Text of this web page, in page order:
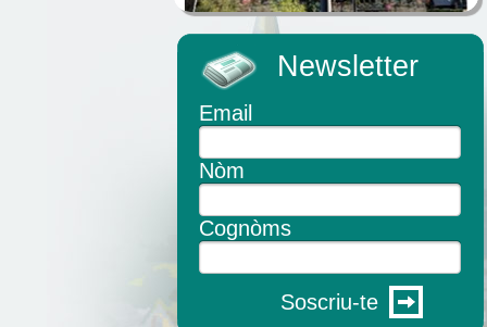
Newsletter
Email
Nòm
Cognòms
Soscriu-te